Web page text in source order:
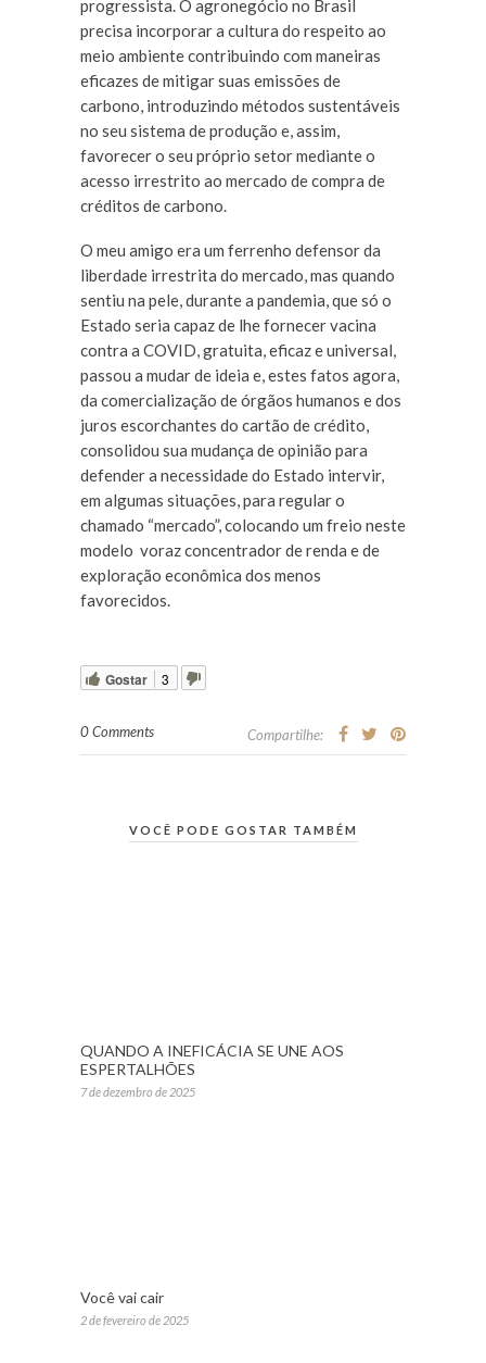
progressista. O agronegócio no Brasil
precisa incorporar a cultura do respeito ao
meio ambiente contribuindo com maneiras
eficazes de mitigar suas emissões de
carbono, introduzindo métodos sustentáveis
no seu sistema de produção e, assim,
favorecer o seu próprio setor mediante o
acesso irrestrito ao mercado de compra de
créditos de carbono.
O meu amigo era um ferrenho defensor da
liberdade irrestrita do mercado, mas quando
sentiu na pele, durante a pandemia, que só o
Estado seria capaz de lhe fornecer vacina
contra a COVID, gratuita, eficaz e universal,
passou a mudar de ideia e, estes fatos agora,
da comercialização de órgãos humanos e dos
juros escorchantes do cartão de crédito,
consolidou sua mudança de opinião para
defender a necessidade do Estado intervir,
em algumas situações, para regular o
chamado “mercado”, colocando um freio neste
modelo voraz concentrador de renda e de
exploração econômica dos menos
favorecidos.
Gostar 3
0 Comments Compartilhe:
VOCÊ PODE GOSTAR TAMBÉM
QUANDO A INEFICÁCIA SE UNE AOS
ESPERTALHÕES
7 de dezembro de 2025
Você vai cair
2 de fevereiro de 2025